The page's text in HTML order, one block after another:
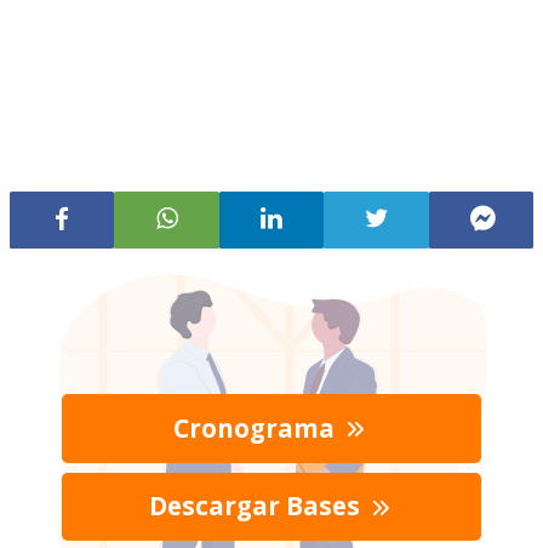
Cronograma
Descargar Bases